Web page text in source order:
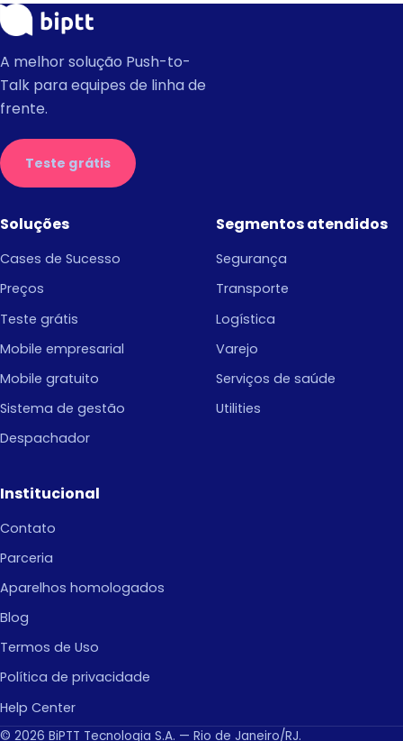
A melhor solução Push-to-
Talk para equipes de linha de
frente.
Teste grátis
Soluções
Cases de Sucesso
Preços
Teste grátis
Mobile empresarial
Mobile gratuito
Sistema de gestão
Despachador
Segmentos atendidos
Segurança
Transporte
Logística
Varejo
Serviços de saúde
Utilities
Institucional
Contato
Parceria
Aparelhos homologados
Blog
Termos de Uso
Política de privacidade
Help Center
© 2026 BiPTT Tecnologia S.A. — Rio de Janeiro/RJ.